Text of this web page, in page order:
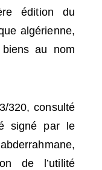
édition du
algérienne,
biens au nom
320, consulté
signé par le
de l’utilité